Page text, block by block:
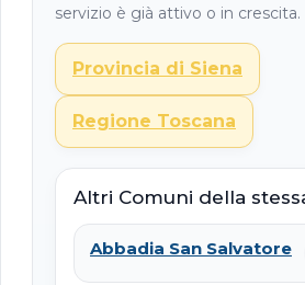
servizio è già attivo o in crescita.
Provincia di Siena
Regione Toscana
Altri Comuni della
Abbadia San Salvatore